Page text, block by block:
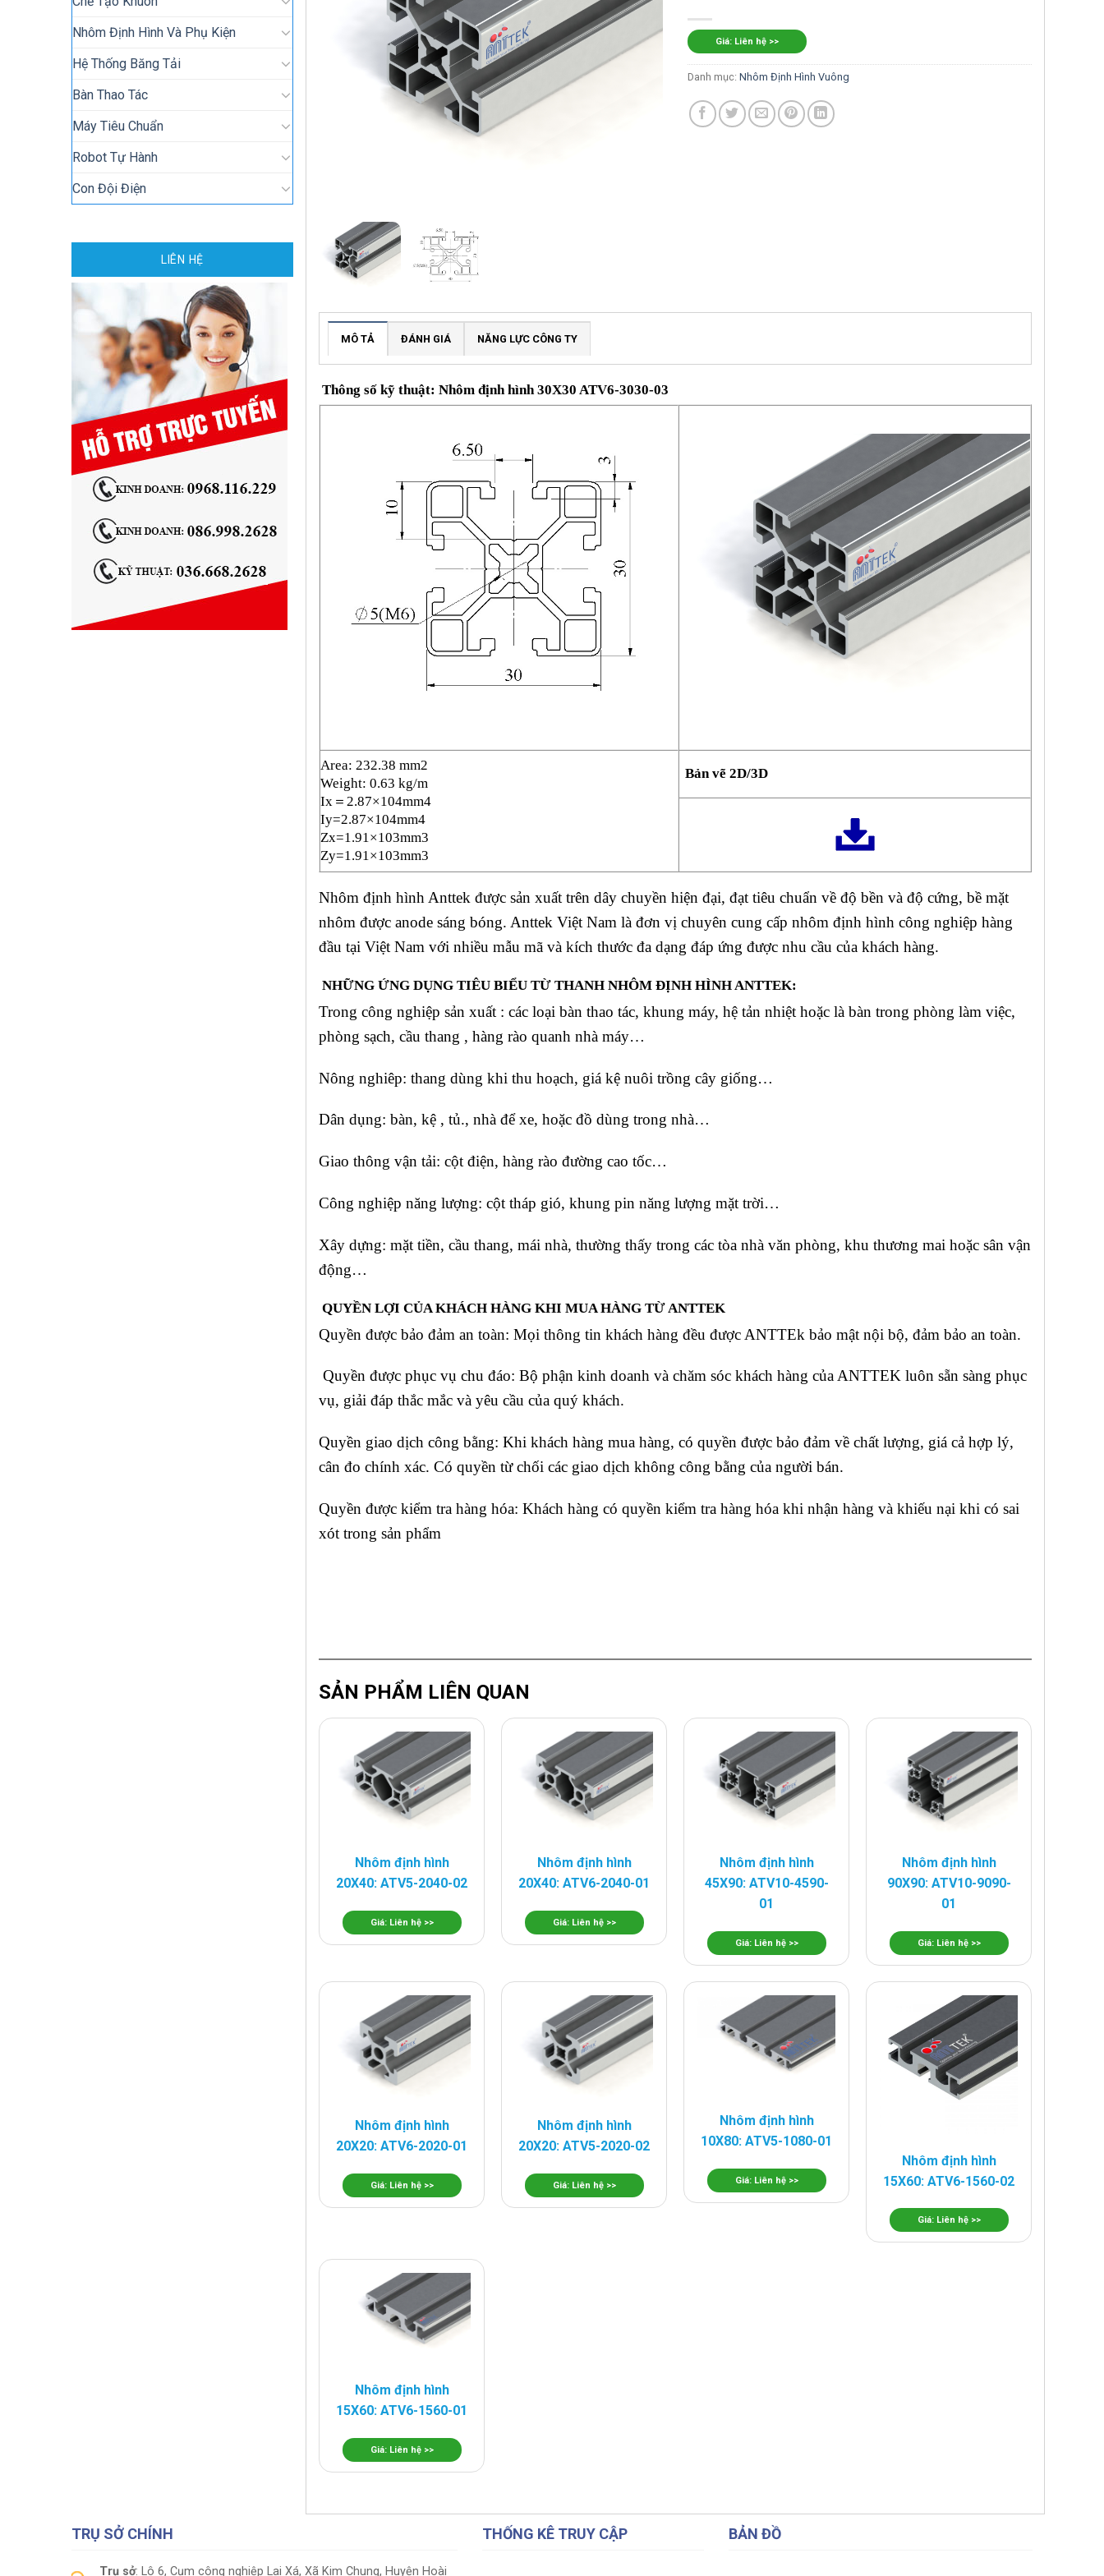
Nhôm Định Hình Và Phụ Kiện
Hệ Thống Băng Tải
Bàn Thao Tác
Máy Tiêu Chuẩn
Robot Tự Hành
Con Đội Điện
LIÊN HỆ
Giá: Liên hệ >>
Danh mục: Nhôm Định Hình Vuông
MÔ TẢ ĐÁNH GIÁ NĂNG LỰC CÔNG TY
Thông số kỹ thuật: Nhôm định hình 30X30 ATV6-3030-03
Area: 232.38 mm2
Weight: 0.63 kg/m
Ix＝2.87×104mm4
Iy=2.87×104mm4
Zx=1.91×103mm3
Zy=1.91×103mm3
Bản vẽ 2D/3D
Nhôm định hình Anttek được sản xuất trên dây chuyền hiện đại, đạt tiêu chuẩn về độ bền và độ cứng, bề mặt
nhôm được anode sáng bóng. Anttek Việt Nam là đơn vị chuyên cung cấp nhôm định hình công nghiệp hàng
đầu tại Việt Nam với nhiều mẫu mã và kích thước đa dạng đáp ứng được nhu cầu của khách hàng.
NHỮNG ỨNG DỤNG TIÊU BIỂU TỪ THANH NHÔM ĐỊNH HÌNH ANTTEK:
Trong công nghiệp sản xuất : các loại bàn thao tác, khung máy, hệ tản nhiệt hoặc là bàn trong phòng làm việc,
phòng sạch, cầu thang , hàng rào quanh nhà máy…
Nông nghiêp: thang dùng khi thu hoạch, giá kệ nuôi trồng cây giống…
Dân dụng: bàn, kệ , tủ., nhà để xe, hoặc đồ dùng trong nhà…
Giao thông vận tải: cột điện, hàng rào đường cao tốc…
Công nghiệp năng lượng: cột tháp gió, khung pin năng lượng mặt trời…
Xây dựng: mặt tiền, cầu thang, mái nhà, thường thấy trong các tòa nhà văn phòng, khu thương mai hoặc sân vận
động…
QUYỀN LỢI CỦA KHÁCH HÀNG KHI MUA HÀNG TỪ ANTTEK
Quyền được bảo đảm an toàn: Mọi thông tin khách hàng đều được ANTTEk bảo mật nội bộ, đảm bảo an toàn.
Quyền được phục vụ chu đáo: Bộ phận kinh doanh và chăm sóc khách hàng của ANTTEK luôn sẵn sàng phục
vụ, giải đáp thắc mắc và yêu cầu của quý khách.
Quyền giao dịch công bằng: Khi khách hàng mua hàng, có quyền được bảo đảm về chất lượng, giá cả hợp lý,
cân đo chính xác. Có quyền từ chối các giao dịch không công bằng của người bán.
Quyền được kiểm tra hàng hóa: Khách hàng có quyền kiểm tra hàng hóa khi nhận hàng và khiếu nại khi có sai
xót trong sản phẩm
SẢN PHẨM LIÊN QUAN
Nhôm định hình
20X40: ATV5-2040-02
Giá: Liên hệ >>
Nhôm định hình
20X40: ATV6-2040-01
Giá: Liên hệ >>
Nhôm định hình
45X90: ATV10-4590-
01
Giá: Liên hệ >>
Nhôm định hình
90X90: ATV10-9090-
01
Giá: Liên hệ >>
Nhôm định hình
20X20: ATV6-2020-01
Giá: Liên hệ >>
Nhôm định hình
20X20: ATV5-2020-02
Giá: Liên hệ >>
Nhôm định hình
10X80: ATV5-1080-01
Giá: Liên hệ >>
Nhôm định hình
15X60: ATV6-1560-02
Giá: Liên hệ >>
Nhôm định hình
15X60: ATV6-1560-01
Giá: Liên hệ >>
TRỤ SỞ CHÍNH
Trụ sở: Lô 6, Cụm công nghiệp Lai Xá, Xã Kim Chung, Huyện Hoài
THỐNG KÊ TRUY CẬP BẢN ĐỒ